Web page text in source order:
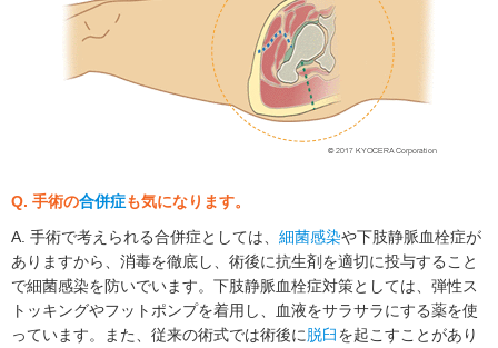
Q. 手術の合併症も気になります。
A. 手術で考えられる合併症としては、 細菌感染や下肢静脈血栓症が
ありますから、消毒を徹底し、術後に抗生剤を適切に投与すること
で細菌感染を防いでいます。下肢静脈血栓症対策としては、弾性ス
トッキングやフットポンプを着用し、血液をサラサラにする薬を使
っています。また、従来の術式では術後に脱臼を起こすことがあり